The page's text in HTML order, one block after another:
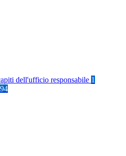
dell'ufficio responsabile 1